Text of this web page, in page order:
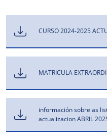
CURSO 2024-2025
MATRICULA
información sobre as
actualizacion ABRIL